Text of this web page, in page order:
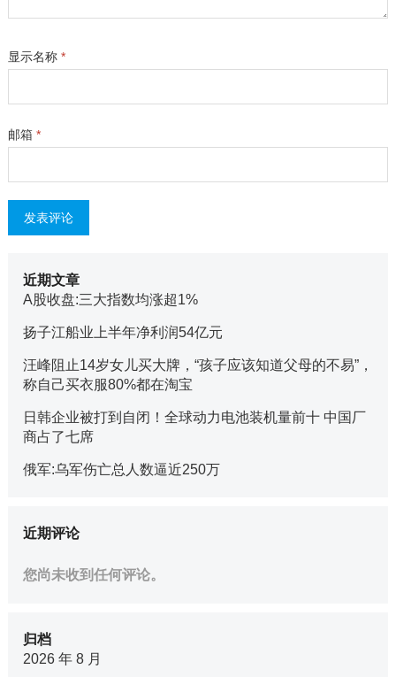
显示名称 *
邮箱 *
近期文章
A股收盘:三大指数均涨超1%
扬子江船业上半年净利润54亿元
汪峰阻止14岁女儿买大牌，“孩子应该知道父母的不易”，
称自己买衣服80%都在淘宝
日韩企业被打到自闭！全球动力电池装机量前十 中国厂
商占了七席
俄军:乌军伤亡总人数逼近250万
近期评论
您尚未收到任何评论。
归档
2026 年 8 月